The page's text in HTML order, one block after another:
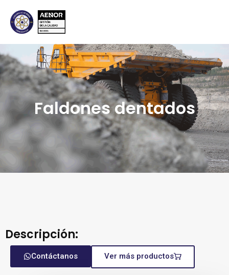
Faldones dentados
Descripción:
Contáctanos Ver más productos